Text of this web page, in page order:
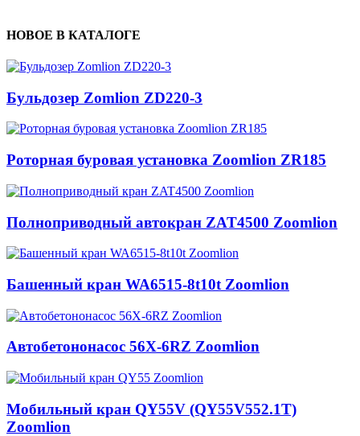
НОВОЕ В КАТАЛОГЕ
Бульдозер Zomlion ZD220-3
Роторная буровая установка Zoomlion ZR185
Полноприводный автокран ZAT4500 Zoomlion
Башенный кран WA6515-8t10t Zoomlion
Автобетононасос 56X-6RZ Zoomlion
Мобильный кран QY55V (QY55V552.1T)
Zoomlion